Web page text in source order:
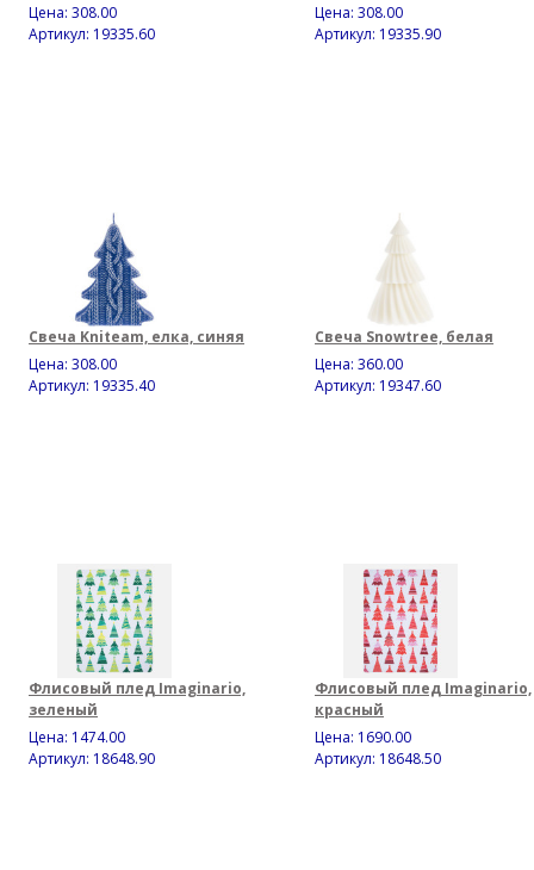
Цена: 308.00
Артикул: 19335.60
Цена: 308.00
Артикул: 19335.90
Свеча Kniteam, елка, синяя
Цена: 308.00
Артикул: 19335.40
Свеча Snowtree, белая
Цена: 360.00
Артикул: 19347.60
Флисовый плед Imaginario,
зеленый
Цена: 1474.00
Артикул: 18648.90
Флисовый плед Imaginario,
красный
Цена: 1690.00
Артикул: 18648.50